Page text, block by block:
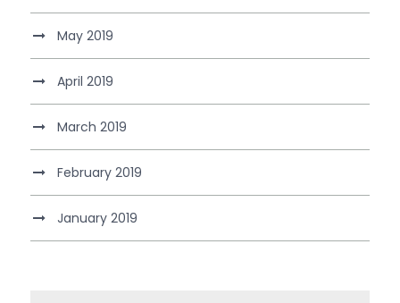
May 2019
April 2019
March 2019
February 2019
January 2019